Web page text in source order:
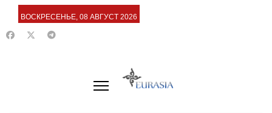
ВОСКРЕСЕНЬЕ, 08 АВГУСТ 2026